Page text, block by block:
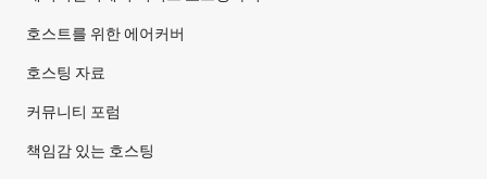
호스트를 위한 에어커버
호스팅 자료
커뮤니티 포럼
책임감 있는 호스팅